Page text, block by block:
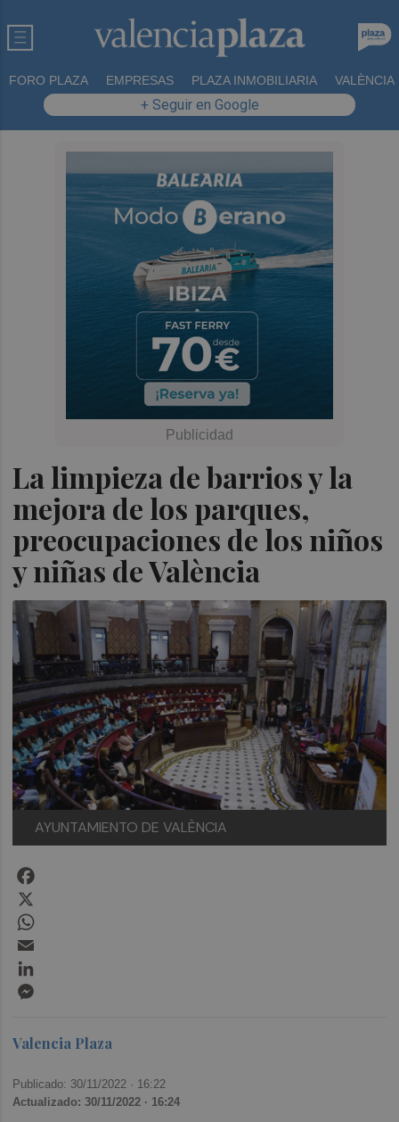
FORO PLAZA EMPRESAS PLAZA INMOBILIARIA VALÈNCIA
+ Seguir en Google
La limpieza de barrios y la
mejora de los parques,
preocupaciones de los niños
y niñas de València
AYUNTAMIENTO DE VALÈNCIA
Valencia Plaza
Publicado: 30/11/2022 · 16:22
Actualizado: 30/11/2022 · 16:24